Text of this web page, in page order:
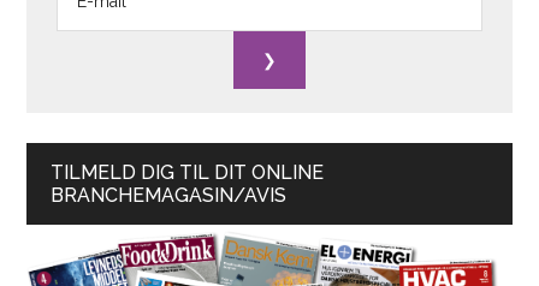
TILMELD DIG TIL DIT ONLINE
BRANCHEMAGASIN/AVIS